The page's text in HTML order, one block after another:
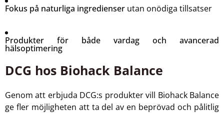
Fokus på naturliga ingredienser utan onödiga tillsatser
Produkter för både vardag och avancerad
hälsoptimering
DCG hos Biohack Balance
Genom att erbjuda DCG:s produkter vill Biohack Balance
ge fler möjligheten att ta del av en beprövad och pålitlig